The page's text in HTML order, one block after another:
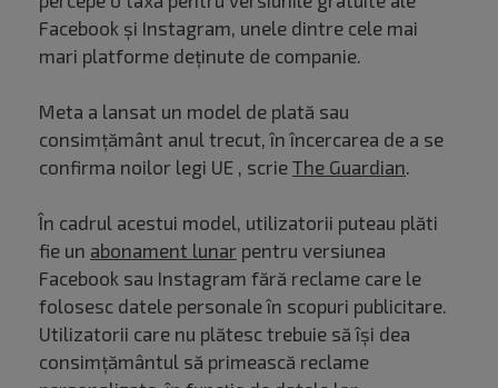
Facebook și Instagram, unele dintre cele mai
mari platforme deținute de companie.
Meta a lansat un model de plată sau
consimțământ anul trecut, în încercarea de a se
confirma noilor legi UE , scrie The Guardian.
În cadrul acestui model, utilizatorii puteau plăti
fie un abonament lunar pentru versiunea
Facebook sau Instagram fără reclame care le
folosesc datele personale în scopuri publicitare.
Utilizatorii care nu plătesc trebuie să își dea
consimțământul să primească reclame